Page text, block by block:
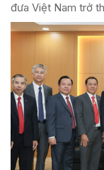
đưa Việt Nam trở